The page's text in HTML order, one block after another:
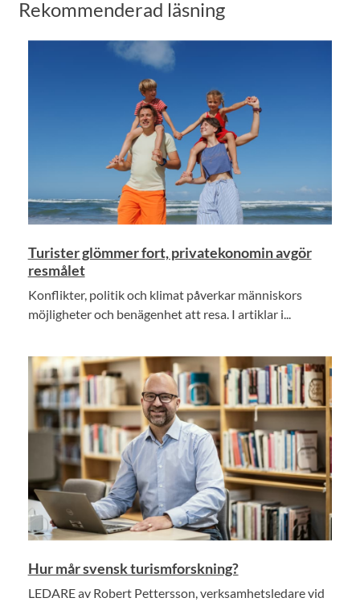
Rekommenderad läsning
Turister glömmer fort, privatekonomin avgör
resmålet
Konflikter, politik och klimat påverkar människors
möjligheter och benägenhet att resa. I artiklar i...
Hur mår svensk turismforskning?
LEDARE av Robert Pettersson, verksamhetsledare vid